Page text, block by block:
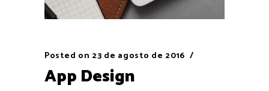
Posted on 23 de agosto de 2016
App Design